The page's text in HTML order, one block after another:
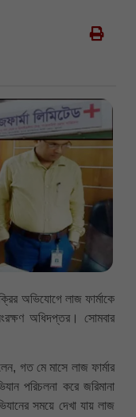
অভিযোগে লাজ ফার্মাকে
অধিদপ্তর। সোমবার
গত মে মাসে লাজ ফার্মার
পরিচলনা করে জরিমানা
সময়ে দেখা যায় লাজ